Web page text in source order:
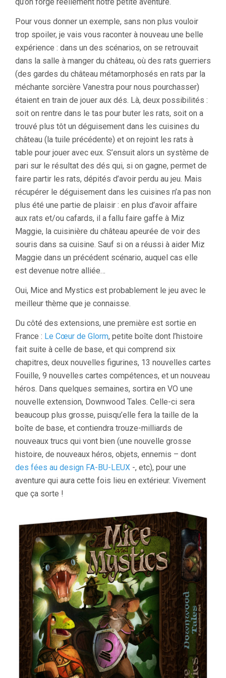
Pour vous donner un exemple, sans non plus vouloir
trop spoiler, je vais vous raconter à nouveau une belle
expérience : dans un des scénarios, on se retrouvait
dans la salle à manger du château, où des rats guerriers
(des gardes du château métamorphosés en rats par la
méchante sorcière Vanestra pour nous pourchasser)
étaient en train de jouer aux dés. Là, deux possibilités :
soit on rentre dans le tas pour buter les rats, soit on a
trouvé plus tôt un déguisement dans les cuisines du
château (la tuile précédente) et on rejoint les rats à
table pour jouer avec eux. S’ensuit alors un système de
pari sur le résultat des dés qui, si on gagne, permet de
faire partir les rats, dépités d’avoir perdu au jeu. Mais
récupérer le déguisement dans les cuisines n’a pas non
plus été une partie de plaisir : en plus d’avoir affaire
aux rats et/ou cafards, il a fallu faire gaffe à Miz
Maggie, la cuisinière du château apeurée de voir des
souris dans sa cuisine. Sauf si on a réussi à aider Miz
Maggie dans un précédent scénario, auquel cas elle
est devenue notre alliée…
Oui, Mice and Mystics est probablement le jeu avec le
meilleur thème que je connaisse.
Du côté des extensions, une première est sortie en
France : Le Cœur de Glorm, petite boîte dont l’histoire
fait suite à celle de base, et qui comprend six
chapitres, deux nouvelles figurines, 13 nouvelles cartes
Fouille, 9 nouvelles cartes compétences, et un nouveau
héros. Dans quelques semaines, sortira en VO une
nouvelle extension, Downwood Tales. Celle-ci sera
beaucoup plus grosse, puisqu’elle fera la taille de la
boîte de base, et contiendra trouze-milliards de
nouveaux trucs qui vont bien (une nouvelle grosse
histoire, de nouveaux héros, objets, ennemis – dont
des fées au design FA-BU-LEUX -, etc), pour une
aventure qui aura cette fois lieu en extérieur. Vivement
que ça sorte !